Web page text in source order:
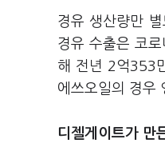
경유 생산량만
경유 수출은 코
해 전년 2억353
에쓰오일의 경우
디젤게이트가 만